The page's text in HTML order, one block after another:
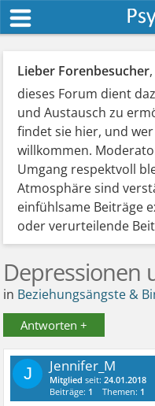
Lieber Forenbesucher,
dieses Forum dient
und Austausch zu
findet sie hier, und
willkommen.
Umgang respektvoll
Atmosphäre sind
einfühlsame Beiträge
oder verurteilende
Depressionen
in Beziehungsängste &
Antworten +
J Jennifer_M
Mitglied seit:24.01.2018
Beiträge: 1 Themen: 1